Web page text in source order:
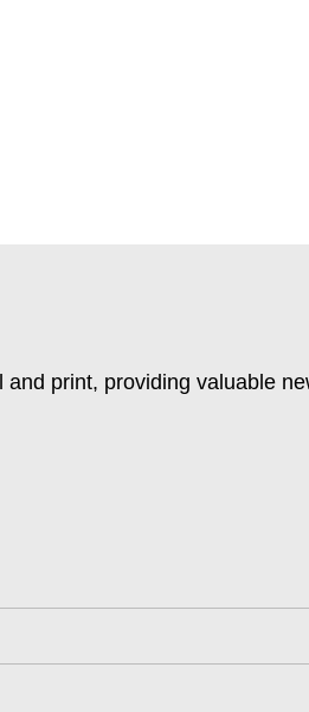
print, providing valuable